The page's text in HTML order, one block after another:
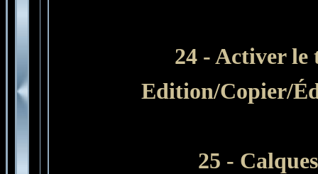
24 - Activer
Edition/Copier/
25 -